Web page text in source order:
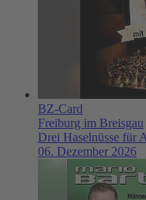
BZ-Card
Freiburg im Breisgau
Drei Haselnüsse für
06. Dezember 2026